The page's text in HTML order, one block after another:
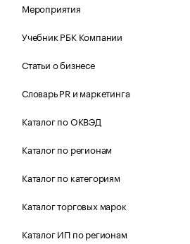
Мероприятия
Учебник РБК Компании
Статьи о бизнесе
Словарь PR и маркетинга
Каталог по ОКВЭД
Каталог по регионам
Каталог по категориям
Каталог торговых марок
Каталог ИП по регионам